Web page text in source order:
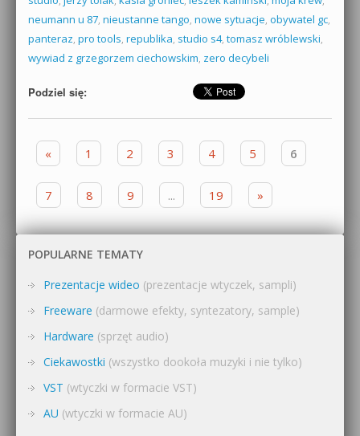
neumann u 87, nieustanne tango, nowe sytuacje, obywatel gc,
panteraz, pro tools, republika, studio s4, tomasz wróblewski,
wywiad z grzegorzem ciechowskim, zero decybeli
Podziel się:
Zobacz wpisy
« 1 2 3 4 5 6
7 8 9 ... 19 »
POPULARNE TEMATY
Prezentacje wideo (prezentacje wtyczek, sampli)
Freeware (darmowe efekty, syntezatory, sample)
Hardware (sprzęt audio)
Ciekawostki (wszystko dookoła muzyki i nie tylko)
VST (wtyczki w formacie VST)
AU (wtyczki w formacie AU)